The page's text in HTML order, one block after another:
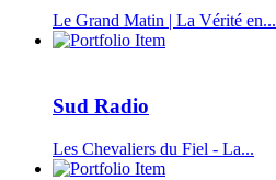
Le Grand Matin | La Vérité en...
Sud Radio
Les Chevaliers du Fiel - La...